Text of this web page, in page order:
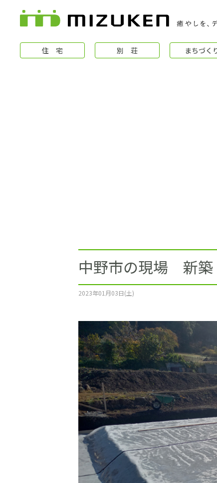
住 宅 別 荘 まちづく
土地をお探しの方
ショールーム
お
中野市の現場 新
2023年01月03日(土)